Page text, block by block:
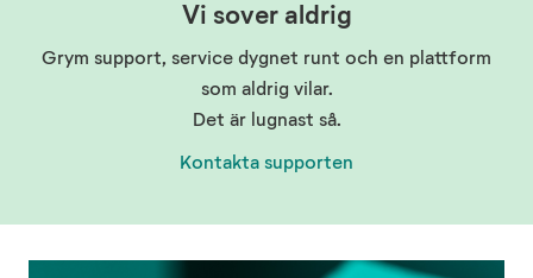
Vi sover aldrig
Grym support, service dygnet runt och en plattform
som aldrig vilar.
Det är lugnast så.
Kontakta supporten